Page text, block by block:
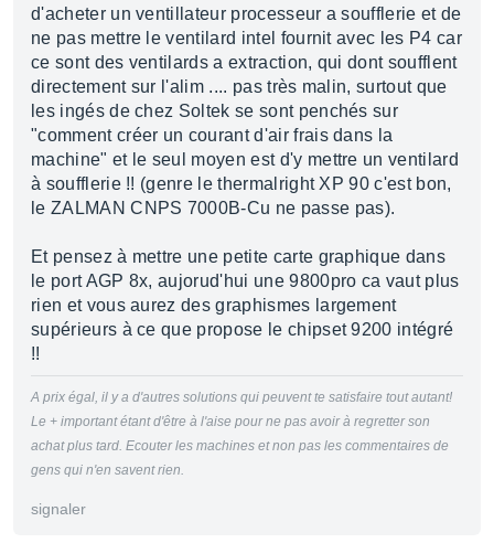
d'acheter un ventillateur processeur a soufflerie et de
ne pas mettre le ventilard intel fournit avec les P4 car
ce sont des ventilards a extraction, qui dont soufflent
directement sur l'alim .... pas très malin, surtout que
les ingés de chez Soltek se sont penchés sur
"comment créer un courant d'air frais dans la
machine" et le seul moyen est d'y mettre un ventilard
à soufflerie !! (genre le thermalright XP 90 c'est bon,
le ZALMAN CNPS 7000B-Cu ne passe pas).
Et pensez à mettre une petite carte graphique dans
le port AGP 8x, aujorud'hui une 9800pro ca vaut plus
rien et vous aurez des graphismes largement
supérieurs à ce que propose le chipset 9200 intégré
!!
A prix égal, il y a d'autres solutions qui peuvent te satisfaire tout autant!
Le + important étant d'être à l'aise pour ne pas avoir à regretter son
achat plus tard. Ecouter les machines et non pas les commentaires de
gens qui n'en savent rien.
signaler